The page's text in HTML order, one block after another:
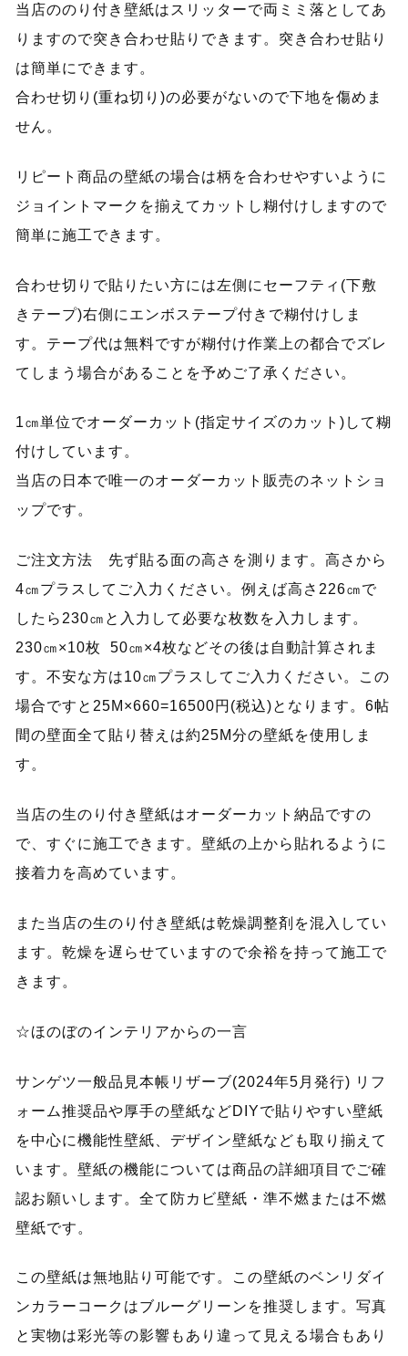
当店ののり付き壁紙はスリッターで両ミミ落としてあ
りますので突き合わせ貼りできます。突き合わせ貼り
は簡単にできます。
合わせ切り(重ね切り)の必要がないので下地を傷めま
せん。
リピート商品の壁紙の場合は柄を合わせやすいように
ジョイントマークを揃えてカットし糊付けしますので
簡単に施工できます。
合わせ切りで貼りたい方には左側にセーフティ(下敷
きテープ)右側にエンボステープ付きで糊付けしま
す。テープ代は無料ですが糊付け作業上の都合でズレ
てしまう場合があることを予めご了承ください。
1㎝単位でオーダーカット(指定サイズのカット)して糊
付けしています。
当店の日本で唯一のオーダーカット販売のネットショ
ップです。
ご注文方法 先ず貼る面の高さを測ります。高さから
4㎝プラスしてご入力ください。例えば高さ226㎝で
したら230㎝と入力して必要な枚数を入力します。
230㎝×10枚 50㎝×4枚などその後は自動計算されま
す。不安な方は10㎝プラスしてご入力ください。この
場合ですと25M×660=16500円(税込)となります。6帖
間の壁面全て貼り替えは約25M分の壁紙を使用しま
す。
当店の生のり付き壁紙はオーダーカット納品ですの
で、すぐに施工できます。壁紙の上から貼れるように
接着力を高めています。
また当店の生のり付き壁紙は乾燥調整剤を混入してい
ます。乾燥を遅らせていますので余裕を持って施工で
きます。
☆ほのぼのインテリアからの一言
サンゲツ一般品見本帳リザーブ(2024年5月発行) リフ
ォーム推奨品や厚手の壁紙などDIYで貼りやすい壁紙
を中心に機能性壁紙、デザイン壁紙なども取り揃えて
います。壁紙の機能については商品の詳細項目でご確
認お願いします。全て防カビ壁紙・準不燃または不燃
壁紙です。
この壁紙は無地貼り可能です。この壁紙のベンリダイ
ンカラーコークはブルーグリーンを推奨します。写真
と実物は彩光等の影響もあり違って見える場合もあり